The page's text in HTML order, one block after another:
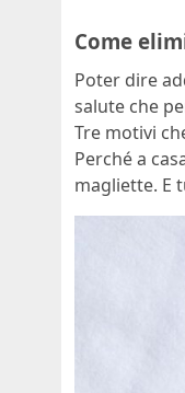
Come
Poter dire
salute che
Tre motivi
Perché a
magliette. E